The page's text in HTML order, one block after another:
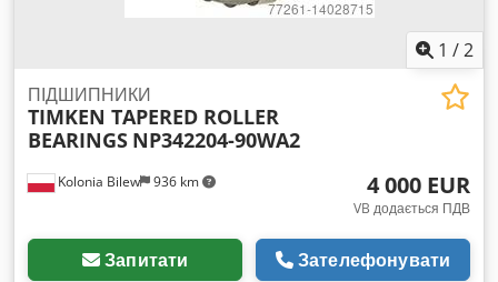
1 /2
Kolonia Bilew 936 km
ПІДШИПНИКИ
TIMKEN TAPERED ROLLER
BEARINGS NP342204-90WA2
4 000 EUR
VB додається ПДВ
Запитати Зателефонувати